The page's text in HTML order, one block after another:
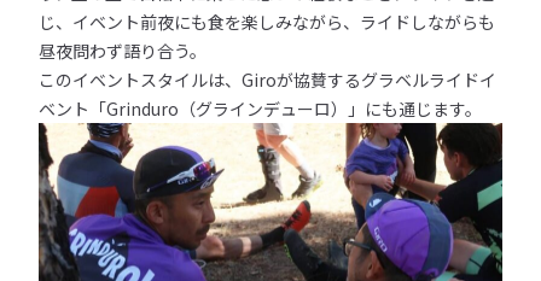
じ、イベント前夜にも食を楽しみながら、ライドしながらも
昼夜問わず語り合う。
このイベントスタイルは、Giroが協賛するグラベルライドイ
ベント「Grinduro（グラインデューロ）」にも通じます。